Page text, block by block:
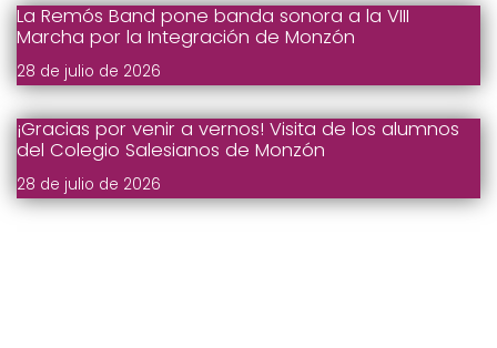
La Remós Band pone banda sonora a la VIII
Marcha por la Integración de Monzón
28 de julio de 2026
¡Gracias por venir a vernos! Visita de los alumnos
del Colegio Salesianos de Monzón
28 de julio de 2026